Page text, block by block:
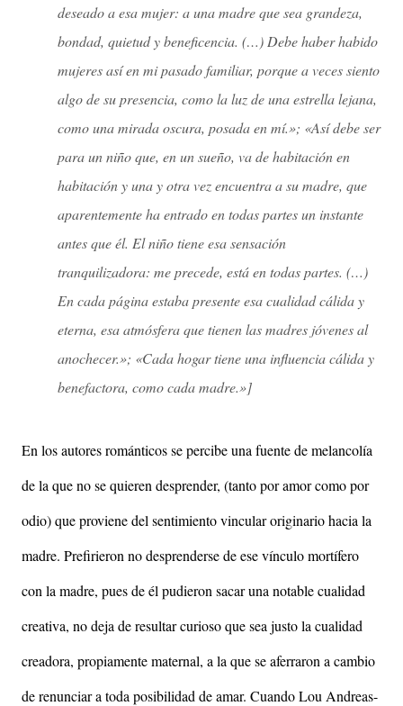
deseado a esa mujer: a una madre que sea grandeza,
bondad, quietud y beneficencia. (…) Debe haber habido
mujeres así en mi pasado familiar, porque a veces siento
algo de su presencia, como la luz de una estrella lejana,
como una mirada oscura, posada en mí.»; «Así debe ser
para un niño que, en un sueño, va de habitación en
habitación y una y otra vez encuentra a su madre, que
aparentemente ha entrado en todas partes un instante
antes que él. El niño tiene esa sensación
tranquilizadora: me precede, está en todas partes. (…)
En cada página estaba presente esa cualidad cálida y
eterna, esa atmósfera que tienen las madres jóvenes al
anochecer.»; «Cada hogar tiene una influencia cálida y
benefactora, como cada madre.»]
En los autores románticos se percibe una fuente de melancolía
de la que no se quieren desprender, (tanto por amor como por
odio) que proviene del sentimiento vincular originario hacia la
madre. Prefirieron no desprenderse de ese vínculo mortífero
con la madre, pues de él pudieron sacar una notable cualidad
creativa, no deja de resultar curioso que sea justo la cualidad
creadora, propiamente maternal, a la que se aferraron a cambio
de renunciar a toda posibilidad de amar. Cuando Lou Andreas-